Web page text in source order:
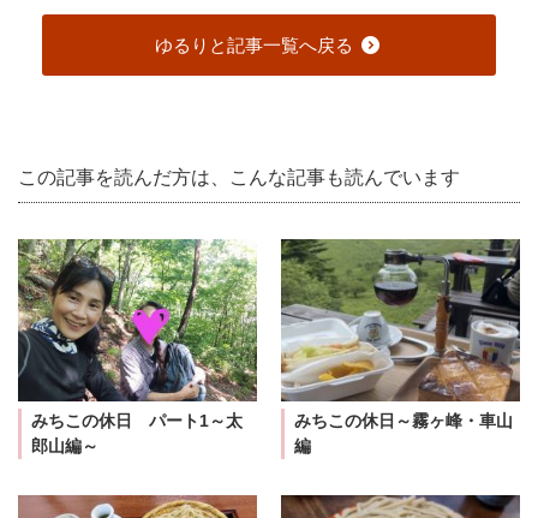
ゆるりと記事一覧へ戻る
この記事を読んだ方は、こんな記事も読んでいます
みちこの休日 パート1～太
郎山編～
みちこの休日～霧ヶ峰・車山
編